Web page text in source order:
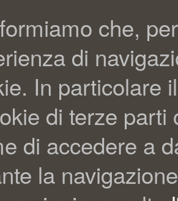
che,
di
In particolare
di terze parti
di accedere a
la